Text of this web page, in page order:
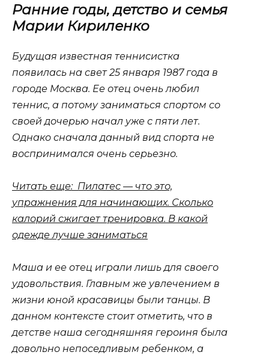
Ранние годы, детство и семья
Марии Кириленко
Будущая известная теннисистка
появилась на свет 25 января 1987 года в
городе Москва. Ее отец очень любил
теннис, а потому заниматься спортом со
своей дочерью начал уже с пяти лет.
Однако сначала данный вид спорта не
воспринимался очень серьезно.
Читать еще: Пилатес — что это,
упражнения для начинающих. Сколько
калорий сжигает тренировка. В какой
одежде лучше заниматься
Маша и ее отец играли лишь для своего
удовольствия. Главным же увлечением в
жизни юной красавицы были танцы. В
данном контексте стоит отметить, что в
детстве наша сегодняшняя героиня была
довольно непоседливым ребенком, а